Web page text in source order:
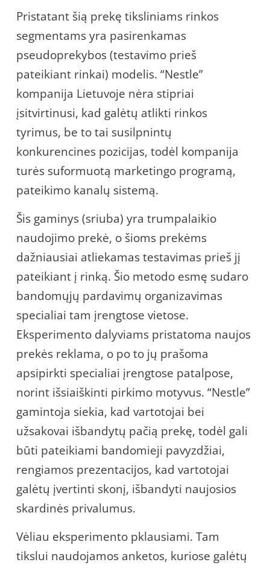
Pristatant šią prekę tiksliniams rinkos
segmentams yra pasirenkamas
pseudoprekybos (testavimo prieš
pateikiant rinkai) modelis. “Nestle”
kompanija Lietuvoje nėra stipriai
įsitvirtinusi, kad galėtų atlikti rinkos
tyrimus, be to tai susilpnintų
konkurencines pozicijas, todėl kompanija
turės suformuotą marketingo programą,
pateikimo kanalų sistemą.
Šis gaminys (sriuba) yra trumpalaikio
naudojimo prekė, o šioms prekėms
dažniausiai atliekamas testavimas prieš jį
pateikiant į rinką. Šio metodo esmę sudaro
bandomųjų pardavimų organizavimas
specialiai tam įrengtose vietose.
Eksperimento dalyviams pristatoma naujos
prekės reklama, o po to jų prašoma
apsipirkti specialiai įrengtose patalpose,
norint išsiaiškinti pirkimo motyvus. “Nestle”
gamintoja siekia, kad vartotojai bei
užsakovai išbandytų pačią prekę, todėl gali
būti pateikiami bandomieji pavyzdžiai,
rengiamos prezentacijos, kad vartotojai
galėtų įvertinti skonį, išbandyti naujosios
skardinės privalumus.
Vėliau eksperimento pklausiami. Tam
tikslui naudojamos anketos, kuriose galėtų